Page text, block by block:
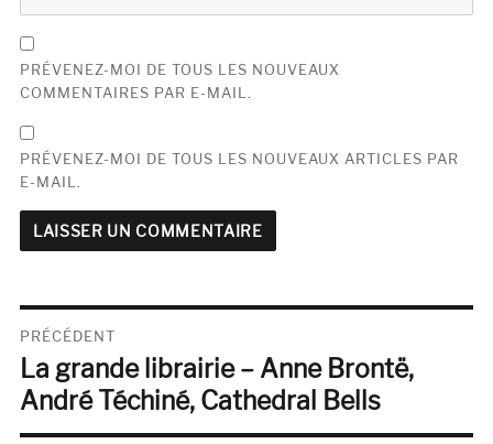
PRÉVENEZ-MOI DE TOUS LES NOUVEAUX
COMMENTAIRES PAR E-MAIL.
PRÉVENEZ-MOI DE TOUS LES NOUVEAUX ARTICLES PAR
E-MAIL.
Navigation
de
l’article
PRÉCÉDENT
Publication
précédente :
La grande librairie – Anne Brontë,
André Téchiné, Cathedral Bells